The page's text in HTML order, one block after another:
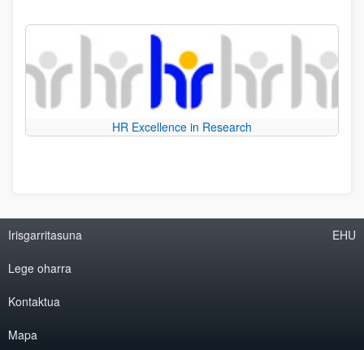
HR Excellence in Research
Irisgarritasuna
Lege oharra
Kontaktua
Mapa
EHU